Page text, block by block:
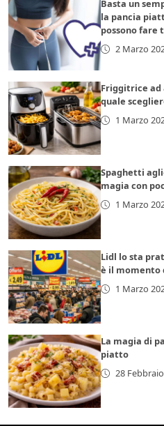
Basta un
la pancia
possono fare
2 Marzo
Friggitrice
quale
1 Marzo
Spaghetti
magia con
1 Marzo
Lidl lo sta
è il momento
1 Marzo
La magia di
piatto
28